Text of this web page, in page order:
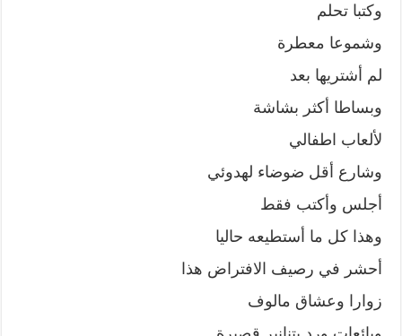
وكتبا تحلم
وشموعا معطرة
لم أشتريها بعد
وبساطا أكثر بشاشة
لألعاب اطفالي
وشارع أقل ضوضاء لهدوئي
أجلس وأكتب فقط
وهذا كل ما أستطيعه حاليا
أحشر في رصيف الافتراض هذا
زوارا وعشاق مالوف